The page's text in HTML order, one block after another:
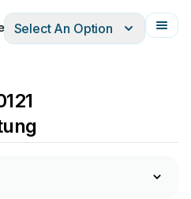
Français
Select An Option